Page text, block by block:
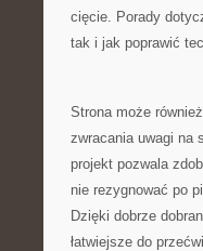
cięcie. Porady
tak i jak poprawić
Strona może
zwracania uwagi na
projekt pozwala
nie rezygnować po
Dzięki dobrze
łatwiejsze do